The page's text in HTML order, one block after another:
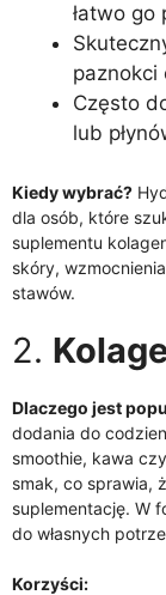
łatwo go
paznokci
Często
lub
Kiedy wybrać?
dla osób, które
suplementu
skóry,
stawów.
2.
Dlaczego jest
dodania do
smoothie, kawa
smak, co sprawia,
suplementację. W
do własnych
Korzyści: